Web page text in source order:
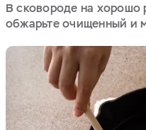
В сковороде на хорошо
обжарьте очищенный и